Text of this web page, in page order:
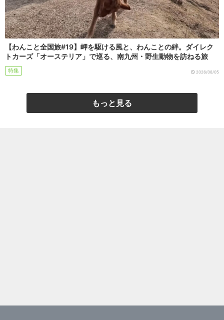
【わんこと全国旅#19】岬を駆ける風と、わんことの絆。ダイレク
トカーズ「オーステリア」で巡る、南九州・野生動物を訪ねる旅
特集 2026/08/05
もっと見る